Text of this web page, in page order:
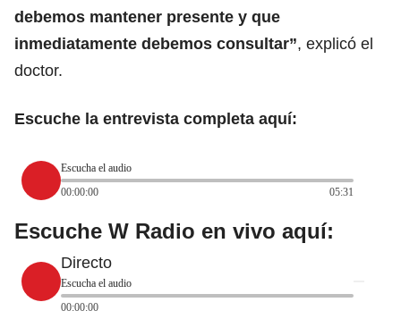
debemos mantener presente y que
inmediatamente debemos consultar”, explicó el
doctor.
Escuche la entrevista completa aquí:
Escucha el audio
00:00:00
05:31
Escuche W Radio en vivo aquí:
Directo
Escucha el audio
00:00:00